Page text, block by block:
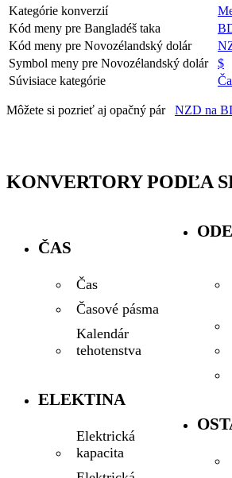
Kategórie konverzií
Kód meny pre Bangladéš taka
Kód meny pre Novozélandský dolár
Symbol meny pre Novozélandský dolár
$
Súvisiace kategórie
Môžete si pozrieť aj opačný pár NZD na
KONVERTORY PODĽA
ČAS
Čas
Časové pásma
Kalendár
tehotenstva
ELEKTINA
Elektrická
kapacita